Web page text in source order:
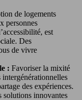
de logements
personnes
est
Des
de vivre
: Favoriser la mixité
intergénérationnelles
des expériences.
solutions innovantes